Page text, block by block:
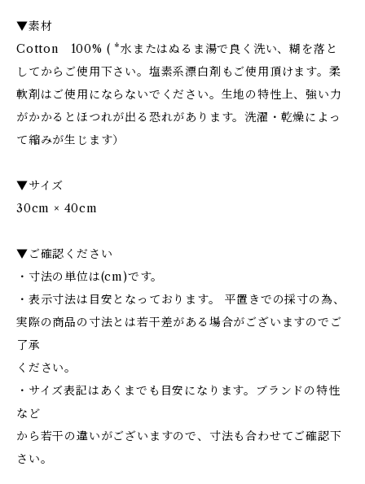
▼素材
Cotton 100% ( *水またはぬるま湯で良く洗い、糊を落と
してからご使用下さい。塩素系漂白剤もご使用頂けます。柔
軟剤はご使用にならないでください。生地の特性上、強い力
がかかるとほつれが出る恐れがあります。洗濯・乾燥によっ
て縮みが生じます）
▼サイズ
30cm × 40cm
▼ご確認ください
・寸法の単位は(cm)です。
・表示寸法は目安となっております。 平置きでの採寸の為、
実際の商品の寸法とは若干差がある場合がございますのでご
了承
ください。
・サイズ表記はあくまでも目安になります。ブランドの特性
など
から若干の違いがございますので、寸法も合わせてご確認下
さい。